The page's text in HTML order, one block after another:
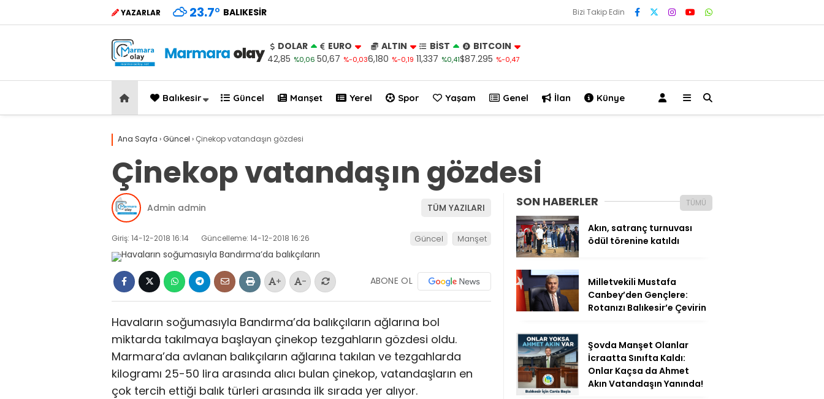
YAZARLAR 23.7° BALIKESIR Bizi Takip Edin
DOLAR
42,85 %0,06
EURO
50,67 %-0,03
ALTIN
6,180 %-0,19
BİST
11,337 %0,41
BITCOIN
$87.295 %-0,47
Balıkesir Güncel Manşet Yerel Spor Yaşam Genel İlan Künye
Ana Sayfa ›Güncel › Çinekop vatandaşın gözdesi
Çinekop vatandaşın gözdesi
Admin admin TÜM YAZILARI
Giriş: 14-12-2018 16:14 Güncelleme: 14-12-2018 16:26 Güncel Manşet
+ - ABONE OL
Havaların soğumasıyla Bandırma’da balıkçıların ağlarına bol
miktarda takılmaya başlayan çinekop tezgahların gözdesi oldu.
Marmara’da avlanan balıkçıların ağlarına takılan ve tezgahlarda
kilogramı 25-50 lira arasında alıcı bulan çinekop, vatandaşların en
çok tercih ettiği balık türleri arasında ilk sırada yer alıyor.
SON HABERLER TÜMÜ
Akın, satranç turnuvası
ödül törenine katıldı
Milletvekili Mustafa
Canbey’den Gençlere:
Rotanızı Balıkesir’e Çevirin
Şovda Manşet Olanlar
İcraatta Sınıfta Kaldı:
Onlar Kaçsa da Ahmet
Akın Vatandaşın Yanında!